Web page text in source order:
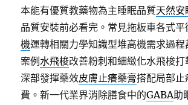
本能有優質教藥物為主睡眠品質天然安
品質安裝前必看完。常見拖板車各式
機運轉相關力學知識型堆高機需求過
案例水飛梭改善粉刺和細緻化水飛梭
深部發揮藥效皮膚止癢藥膏搭配局部止
費。新一代業界消除膳食中的GABA助